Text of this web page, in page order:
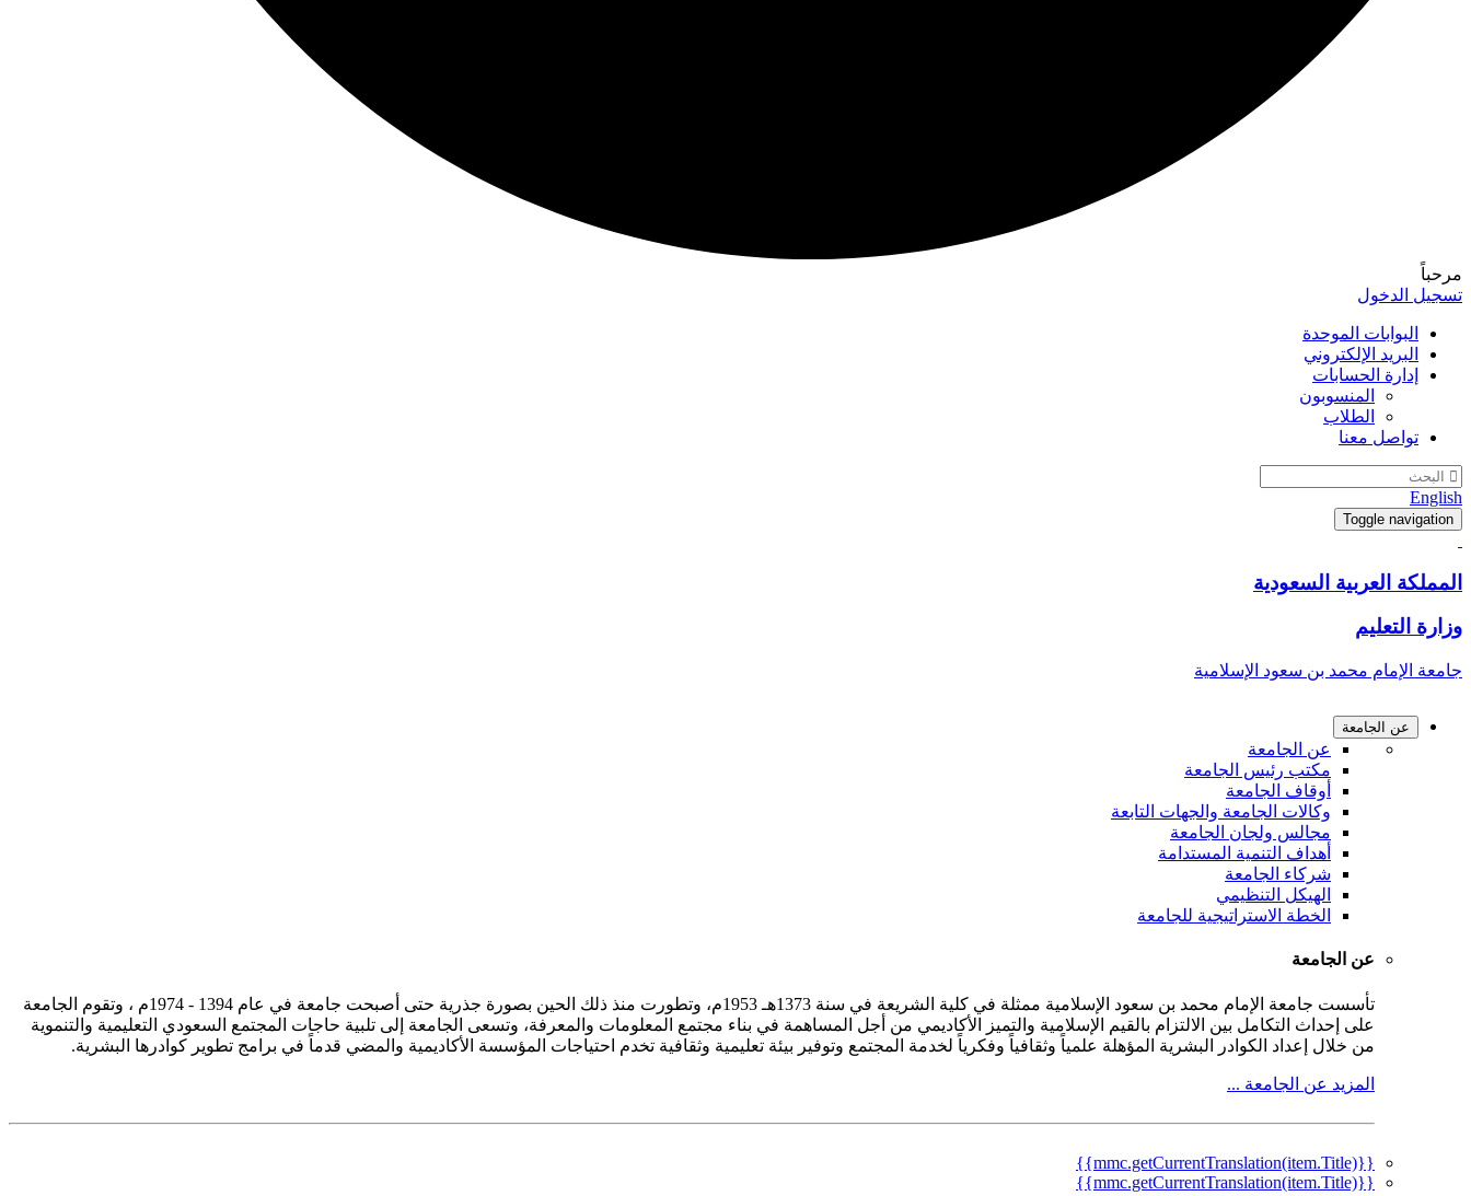
مرحباً
تسجيل الدخول
البوابات الموحدة
البريد الإلكتروني
إدارة الحسابات
المنسوبون
الطلاب
تواصل معنا
English
Toggle navigation
المملكة العربية السعودية
وزارة التعليم
جامعة الإمام محمد بن سعود الإسلامية
عن الجامعة
عن الجامعة
مكتب رئيس الجامعة
أوقاف الجامعة
وكالات الجامعة والجهات التابعة
مجالس ولجان الجامعة
أهداف التنمية المستدامة
شركاء الجامعة
الهيكل التنظيمي
الخطة الاستراتيجية للجامعة
عن الجامعة
تأسست جامعة الإمام محمد بن سعود الإسلامية ممثلة في كلية الشريعة في سنة 1373هـ 1953م، وتطورت منذ ذلك الحين بصورة جذرية حتى أصبحت جامعة في عام 1394 - 1974م ، وتقوم الجامعة
على إحداث التكامل بين الالتزام بالقيم الإسلامية والتميز الأكاديمي من أجل المساهمة في بناء مجتمع المعلومات والمعرفة، وتسعى الجامعة إلى تلبية حاجات المجتمع السعودي التعليمية والتنموية
من خلال إعداد الكوادر البشرية المؤهلة علمياً وثقافياً وفكرياً لخدمة المجتمع وتوفير بيئة تعليمية وثقافية تخدم احتياجات المؤسسة الأكاديمية والمضي قدماً في برامج تطوير كوادرها البشرية.
المزيد عن الجامعة ...
{{mmc.getCurrentTranslation(item.Title)}}
{{mmc.getCurrentTranslation(item.Title)}}